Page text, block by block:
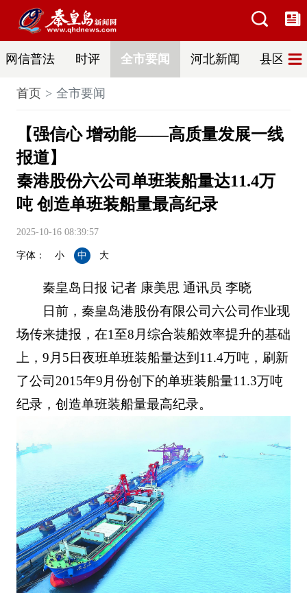
网信普法 时评 全市要闻 河北新闻 县区热
首页 全市要闻
【强信心 增动能——高质量发展一线
报道】
秦港股份六公司单班装船量达11.4万
吨 创造单班装船量最高纪录
2025-10-16 08:39:57
字体： 小 中 大
秦皇岛日报 记者 康美思 通讯员 李晓
日前，秦皇岛港股份有限公司六公司作业现
场传来捷报，在1至8月综合装船效率提升的基础
上，9月5日夜班单班装船量达到11.4万吨，刷新
了公司2015年9月份创下的单班装船量11.3万吨
纪录，创造单班装船量最高纪录。